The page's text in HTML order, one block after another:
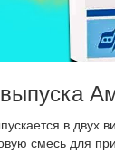
в двух
смесь для